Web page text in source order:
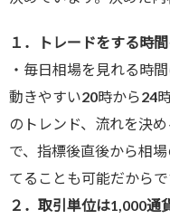
１．トレードをする時間
・毎日相場を見れる時
動きやすい20時から24
のトレンド、流れを決
で、指標後直後から相
てることも可能だからで
２．取引単位は1,000通